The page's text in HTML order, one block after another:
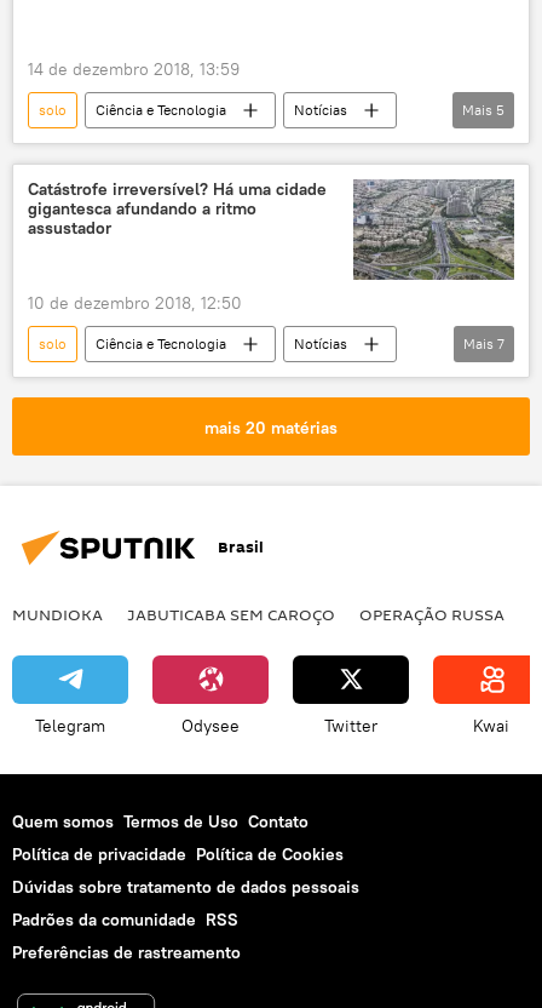
14 de dezembro 2018, 13:59
solo Ciência e Tecnologia
Notícias
Sociedade
Austrália
reservas
água
escassez
Mais 5
Catástrofe irreversível? Há uma cidade
gigantesca afundando a ritmo
assustador
10 de dezembro 2018, 12:50
solo Ciência e Tecnologia
Notícias
Sociedade
Teerã
Irã
afundamento
Mais 7
mais 20 matérias
Brasil
MUNDIOKA JABUTICABA SEM CAROÇO OPERAÇÃO RUSSA
Telegram Odysee Twitter Kwai
Quem somos Termos de Uso Contato
Política de privacidade Política de Cookies
Dúvidas sobre tratamento de dados pessoais
Padrões da comunidade RSS
Preferências de rastreamento